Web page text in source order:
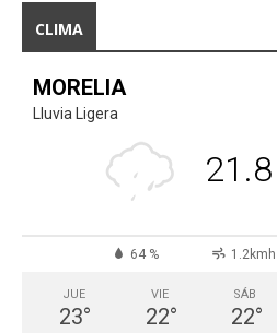
CLIMA
MORELIA
Lluvia Ligera
21.8
64 % 1.2kmh
JUE
23°
VIE
22°
SÁB
22°